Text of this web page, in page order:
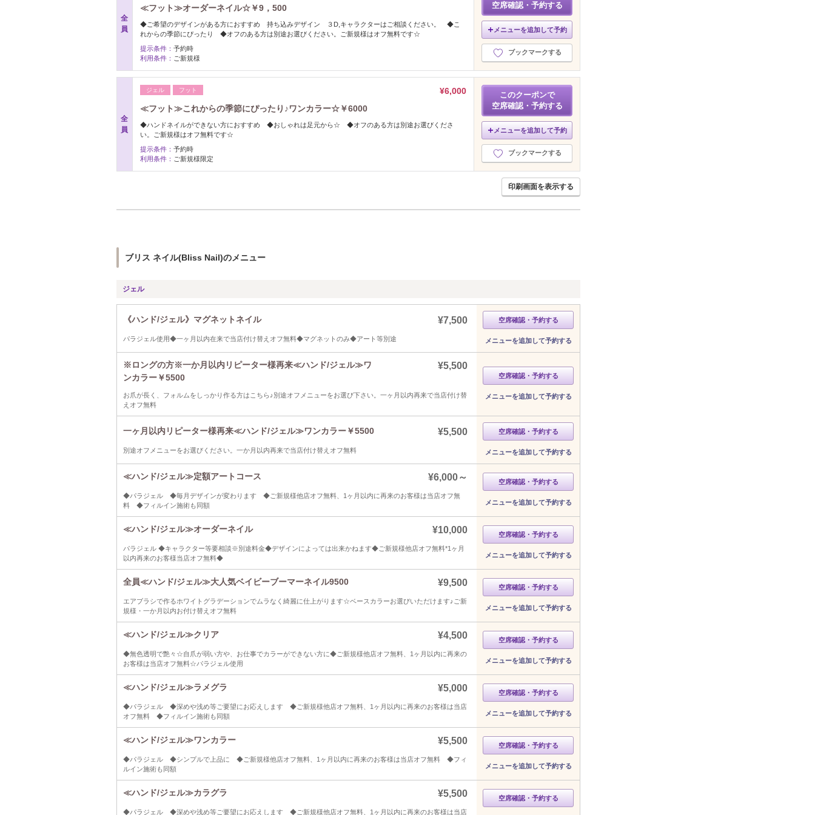
全
員
≪フット≫オーダーネイル☆￥9，500
◆ご希望のデザインがある方におすすめ 持ち込みデザイン ３D,キャラクターはご相談ください。 ◆こ
れからの季節にぴったり ◆オフのある方は別途お選びください。ご新規様はオフ無料です☆
提示条件： 予約時
利用条件： ご新規様
空席確認・予約する
メニューを追加して予約
ブックマークする
全
員
ジェル フット
¥6,000
≪フット≫これからの季節にぴったり♪ワンカラー☆￥6000
◆ハンドネイルができない方におすすめ ◆おしゃれは足元から☆ ◆オフのある方は別途お選びくださ
い。ご新規様はオフ無料です☆
提示条件： 予約時
利用条件： ご新規様限定
このクーポンで
空席確認・予約する
メニューを追加して予約
ブックマークする
印刷画面を表示する
ブリス ネイル(Bliss Nail)のメニュー
ジェル
《ハンド/ジェル》マグネットネイル ¥7,500
パラジェル使用◆一ヶ月以内在来で当店付け替えオフ無料◆マグネットのみ◆アート等別途
空席確認・予約する
メニューを追加して予約する
※ロングの方※一か月以内リピーター様再来≪ハンド/ジェル≫ワ
ンカラー￥5500
¥5,500
お爪が長く、フォルムをしっかり作る方はこちら♪別途オフメニューをお選び下さい。一ヶ月以内再来で当店付け替
えオフ無料
空席確認・予約する
メニューを追加して予約する
一ヶ月以内リピーター様再来≪ハンド/ジェル≫ワンカラー￥5500 ¥5,500
別途オフメニューをお選びください。一か月以内再来で当店付け替えオフ無料
空席確認・予約する
メニューを追加して予約する
≪ハンド/ジェル≫定額アートコース ¥6,000～
◆パラジェル ◆毎月デザインが変わります ◆ご新規様他店オフ無料、1ヶ月以内に再来のお客様は当店オフ無
料 ◆フィルイン施術も同額
空席確認・予約する
メニューを追加して予約する
≪ハンド/ジェル≫オーダーネイル ¥10,000
パラジェル ◆キャラクター等要相談※別途料金◆デザインによっては出来かねます◆ご新規様他店オフ無料*1ヶ月
以内再来のお客様当店オフ無料◆
空席確認・予約する
メニューを追加して予約する
全員≪ハンド/ジェル≫大人気ベイビーブーマーネイル9500 ¥9,500
エアブラシで作るホワイトグラデーションでムラなく綺麗に仕上がります☆ベースカラーお選びいただけます♪ご新
規様・一か月以内お付け替えオフ無料
空席確認・予約する
メニューを追加して予約する
≪ハンド/ジェル≫クリア ¥4,500
◆無色透明で艶々☆自爪が弱い方や、お仕事でカラーができない方に◆ご新規様他店オフ無料、1ヶ月以内に再来の
お客様は当店オフ無料☆パラジェル使用
空席確認・予約する
メニューを追加して予約する
≪ハンド/ジェル≫ラメグラ ¥5,000
◆パラジェル ◆深めや浅め等ご要望にお応えします ◆ご新規様他店オフ無料、1ヶ月以内に再来のお客様は当店
オフ無料 ◆フィルイン施術も同額
空席確認・予約する
メニューを追加して予約する
≪ハンド/ジェル≫ワンカラー ¥5,500
◆パラジェル ◆シンプルで上品に ◆ご新規様他店オフ無料、1ヶ月以内に再来のお客様は当店オフ無料 ◆フィ
ルイン施術も同額
空席確認・予約する
メニューを追加して予約する
≪ハンド/ジェル≫カラグラ ¥5,500
◆パラジェル ◆深めや浅め等ご要望にお応えします ◆ご新規様他店オフ無料、1ヶ月以内に再来のお客様は当店
空席確認・予約する